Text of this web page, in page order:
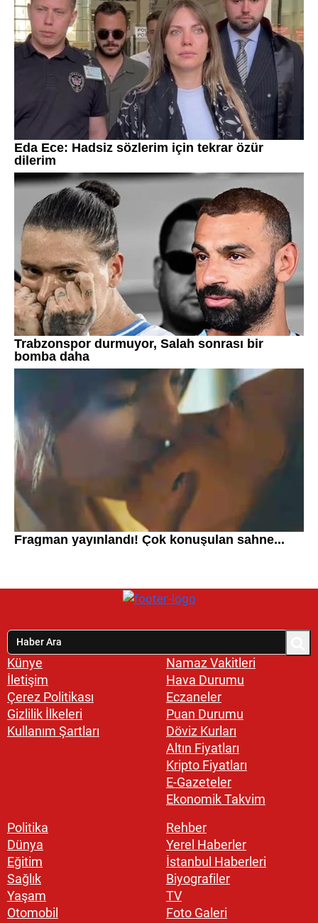
Künye
İletişim
Çerez Politikası
Gizlilik İlkeleri
Kullanım Şartları
Namaz Vakitleri
Hava Durumu
Eczaneler
Puan Durumu
Döviz Kurları
Altın Fiyatları
Kripto Fiyatları
E-Gazeteler
Ekonomik Takvim
Politika
Dünya
Eğitim
Sağlık
Yaşam
Otomobil
Rehber
Yerel Haberler
İstanbul Haberleri
Biyografiler
TV
Foto Galeri